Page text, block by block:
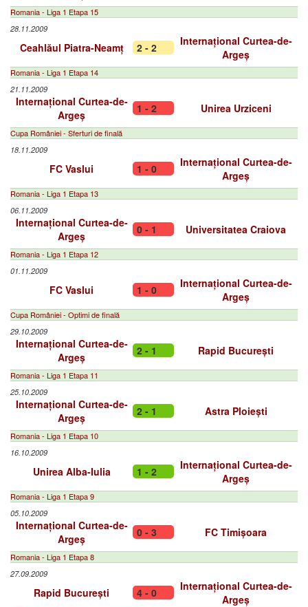
Romania - Liga 1 Etapa 15
28.11.2009
Ceahlăul Piatra-Neamț 2 - 2
Internațional Curtea-de-
Argeș
Romania - Liga 1 Etapa 14
21.11.2009
Internațional Curtea-de-
Argeș
1 - 2 Unirea Urziceni
Cupa României - Sferturi de finală
18.11.2009
FC Vaslui 1 - 0
Internațional Curtea-de-
Argeș
Romania - Liga 1 Etapa 13
06.11.2009
Internațional Curtea-de-
Argeș
0 - 1 Universitatea Craiova
Romania - Liga 1 Etapa 12
01.11.2009
FC Vaslui 1 - 0
Internațional Curtea-de-
Argeș
Cupa României - Optimi de finală
29.10.2009
Internațional Curtea-de-
Argeș
2 - 1 Rapid București
Romania - Liga 1 Etapa 11
25.10.2009
Internațional Curtea-de-
Argeș
2 - 1 Astra Ploiești
Romania - Liga 1 Etapa 10
16.10.2009
Unirea Alba-Iulia 1 - 2
Internațional Curtea-de-
Argeș
Romania - Liga 1 Etapa 9
05.10.2009
Internațional Curtea-de-
Argeș
0 - 3 FC Timișoara
Romania - Liga 1 Etapa 8
27.09.2009
Rapid București 4 - 0
Internațional Curtea-de-
Argeș